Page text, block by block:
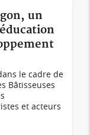
un
le cadre de
Bâtisseuses
et acteurs